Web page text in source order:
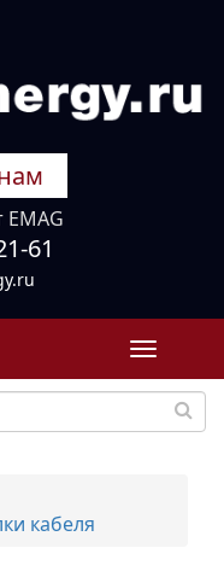
61
Toggle
кабеля